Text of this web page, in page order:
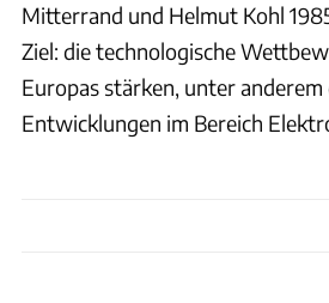
Mitterrand und Helmut Kohl
Ziel: die technologische
Europas stärken, unter
Entwicklungen im Bereich